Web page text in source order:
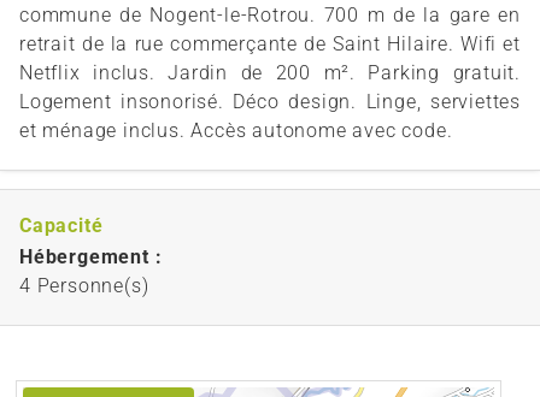
commune de Nogent-le-Rotrou. 700 m de la gare en
retrait de la rue commerçante de Saint Hilaire. Wifi et
Netflix inclus. Jardin de 200 m². Parking gratuit.
Logement insonorisé. Déco design. Linge, serviettes
et ménage inclus. Accès autonome avec code.
Capacité
Hébergement :
4 Personne(s)